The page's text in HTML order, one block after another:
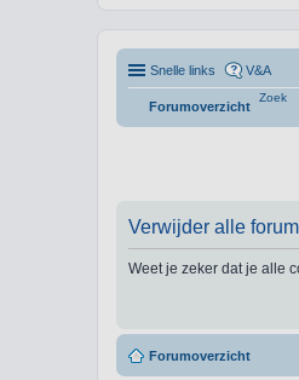
Snelle links V&A
Forumoverzicht
Zoek
Verwijder alle
Weet je zeker dat je alle
Forumoverzicht